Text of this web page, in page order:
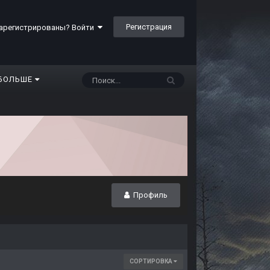
Войти Регистрация
Профиль
СОРТИРОВКА